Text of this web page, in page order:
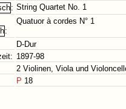
: String Quartet No. 1
:
Quatuor à cordes N° 1
D-Dur
1897-98
2 Violinen, Viola und
P 18